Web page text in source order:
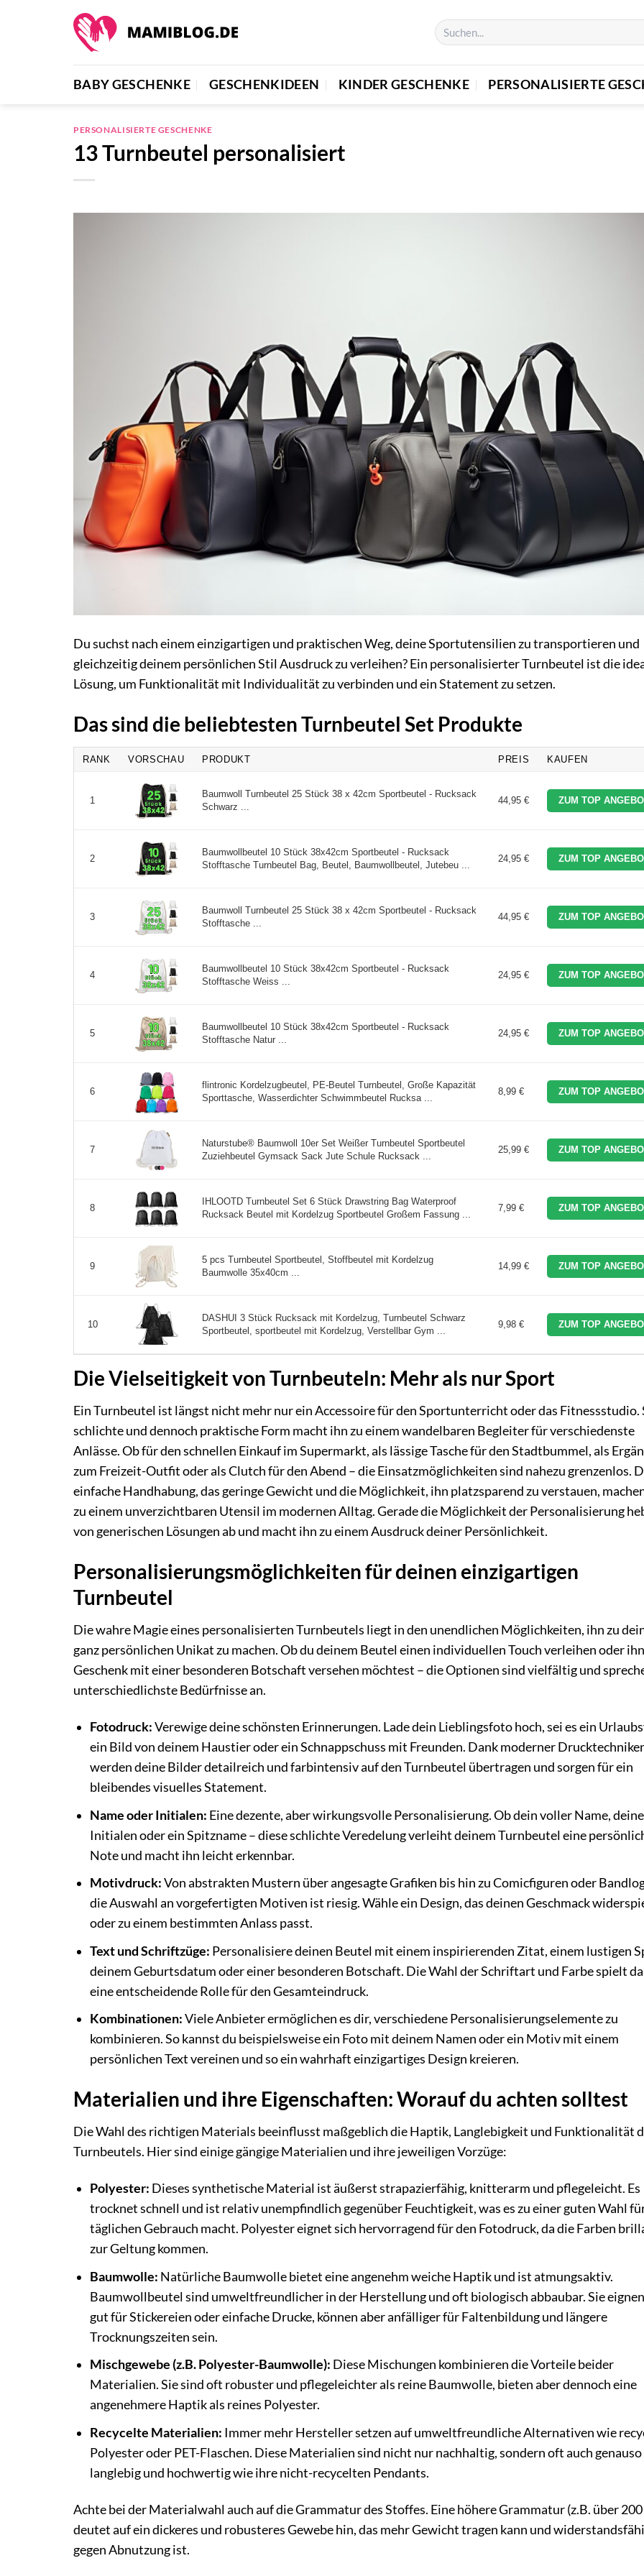
BABY GESCHENKE GESCHENKIDEEN KINDER GESCHENKE PERSONALISIERTE
PERSONALISIERTE GESCHENKE
13 Turnbeutel personalisiert
Du suchst nach einem einzigartigen und praktischen Weg, deine Sportutensilien zu transportieren und
gleichzeitig deinem persönlichen Stil Ausdruck zu verleihen? Ein personalisierter Turnbeutel ist die
Lösung, um Funktionalität mit Individualität zu verbinden und ein Statement zu setzen.
Das sind die beliebtesten Turnbeutel Set Produkte
RANK VORSCHAU PRODUKT PREIS KAUFEN
1
Baumwoll Turnbeutel 25 Stück 38 x 42cm Sportbeutel - Rucksack
Schwarz ...
44,95 € ZUM TOP
2
Baumwollbeutel 10 Stück 38x42cm Sportbeutel - Rucksack
Stofftasche Turnbeutel Bag, Beutel, Baumwollbeutel, Jutebeu ...
24,95 € ZUM TOP
3
Baumwoll Turnbeutel 25 Stück 38 x 42cm Sportbeutel - Rucksack
Stofftasche ...
44,95 € ZUM TOP
4
Baumwollbeutel 10 Stück 38x42cm Sportbeutel - Rucksack
Stofftasche Weiss ...
24,95 € ZUM TOP
5
Baumwollbeutel 10 Stück 38x42cm Sportbeutel - Rucksack
Stofftasche Natur ...
24,95 € ZUM TOP
6
flintronic Kordelzugbeutel, PE-Beutel Turnbeutel, Große Kapazität
Sporttasche, Wasserdichter Schwimmbeutel Rucksa ...
8,99 € ZUM TOP
7
Naturstube® Baumwoll 10er Set Weißer Turnbeutel Sportbeutel
Zuziehbeutel Gymsack Sack Jute Schule Rucksack ...
25,99 € ZUM TOP
8
IHLOOTD Turnbeutel Set 6 Stück Drawstring Bag Waterproof
Rucksack Beutel mit Kordelzug Sportbeutel Großem Fassung ...
7,99 € ZUM TOP
9
5 pcs Turnbeutel Sportbeutel, Stoffbeutel mit Kordelzug
Baumwolle 35x40cm ...
14,99 € ZUM TOP
10
DASHUI 3 Stück Rucksack mit Kordelzug, Turnbeutel Schwarz
Sportbeutel, sportbeutel mit Kordelzug, Verstellbar Gym ...
9,98 € ZUM TOP
Die Vielseitigkeit von Turnbeuteln: Mehr als nur Sport
Ein Turnbeutel ist längst nicht mehr nur ein Accessoire für den Sportunterricht oder das Fitnessstudio.
schlichte und dennoch praktische Form macht ihn zu einem wandelbaren Begleiter für verschiedenste
Anlässe. Ob für den schnellen Einkauf im Supermarkt, als lässige Tasche für den Stadtbummel, als
zum Freizeit-Outfit oder als Clutch für den Abend – die Einsatzmöglichkeiten sind nahezu grenzenlos.
einfache Handhabung, das geringe Gewicht und die Möglichkeit, ihn platzsparend zu verstauen,
zu einem unverzichtbaren Utensil im modernen Alltag. Gerade die Möglichkeit der Personalisierung
von generischen Lösungen ab und macht ihn zu einem Ausdruck deiner Persönlichkeit.
Personalisierungsmöglichkeiten für deinen einzigartigen
Turnbeutel
Die wahre Magie eines personalisierten Turnbeutels liegt in den unendlichen Möglichkeiten, ihn zu
ganz persönlichen Unikat zu machen. Ob du deinem Beutel einen individuellen Touch verleihen oder
Geschenk mit einer besonderen Botschaft versehen möchtest – die Optionen sind vielfältig und
unterschiedlichste Bedürfnisse an.
Fotodruck:Verewige deine schönsten Erinnerungen. Lade dein Lieblingsfoto hoch, sei es ein
ein Bild von deinem Haustier oder ein Schnappschuss mit Freunden. Dank moderner
werden deine Bilder detailreich und farbintensiv auf den Turnbeutel übertragen und sorgen für ein
bleibendes visuelles Statement.
Name oder Initialen: Eine dezente, aber wirkungsvolle Personalisierung. Ob dein voller Name, deine
Initialen oder ein Spitzname – diese schlichte Veredelung verleiht deinem Turnbeutel eine
Note und macht ihn leicht erkennbar.
Motivdruck:Von abstrakten Mustern über angesagte Grafiken bis hin zu Comicfiguren oder
die Auswahl an vorgefertigten Motiven ist riesig. Wähle ein Design, das deinen Geschmack
oder zu einem bestimmten Anlass passt.
Text und Schriftzüge: Personalisiere deinen Beutel mit einem inspirierenden Zitat, einem lustigen
deinem Geburtsdatum oder einer besonderen Botschaft. Die Wahl der Schriftart und Farbe spielt
eine entscheidende Rolle für den Gesamteindruck.
Kombinationen:Viele Anbieter ermöglichen es dir, verschiedene Personalisierungselemente zu
kombinieren. So kannst du beispielsweise ein Foto mit deinem Namen oder ein Motiv mit einem
persönlichen Text vereinen und so ein wahrhaft einzigartiges Design kreieren.
Materialien und ihre Eigenschaften: Worauf du achten solltest
Die Wahl des richtigen Materials beeinflusst maßgeblich die Haptik, Langlebigkeit und Funktionalität
Turnbeutels. Hier sind einige gängige Materialien und ihre jeweiligen Vorzüge:
Polyester: Dieses synthetische Material ist äußerst strapazierfähig, knitterarm und pflegeleicht. Es
trocknet schnell und ist relativ unempfindlich gegenüber Feuchtigkeit, was es zu einer guten Wahl
täglichen Gebrauch macht. Polyester eignet sich hervorragend für den Fotodruck, da die Farben
zur Geltung kommen.
Baumwolle: Natürliche Baumwolle bietet eine angenehm weiche Haptik und ist atmungsaktiv.
Baumwollbeutel sind umweltfreundlicher in der Herstellung und oft biologisch abbaubar. Sie
gut für Stickereien oder einfache Drucke, können aber anfälliger für Faltenbildung und längere
Trocknungszeiten sein.
Mischgewebe (z.B. Polyester-Baumwolle): Diese Mischungen kombinieren die Vorteile beider
Materialien. Sie sind oft robuster und pflegeleichter als reine Baumwolle, bieten aber dennoch eine
angenehmere Haptik als reines Polyester.
Recycelte Materialien: Immer mehr Hersteller setzen auf umweltfreundliche Alternativen wie
Polyester oder PET-Flaschen. Diese Materialien sind nicht nur nachhaltig, sondern oft auch genauso
langlebig und hochwertig wie ihre nicht-recycelten Pendants.
Achte bei der Materialwahl auch auf die Grammatur des Stoffes. Eine höhere Grammatur (z.B. über 200
deutet auf ein dickeres und robusteres Gewebe hin, das mehr Gewicht tragen kann und
gegen Abnutzung ist.